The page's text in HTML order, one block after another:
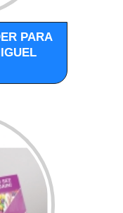
PARA